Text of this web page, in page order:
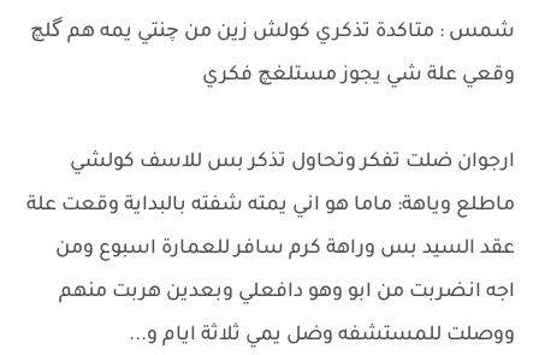
شمس : متاكدة تذكري كولش زين من چنتي يمه هم گلچ
وقعي علة شي يجوز مستلغچ فكري
ارجوان ضلت تفكر وتحاول تذكر بس للاسف كولشي
ماطلع وياهة: ماما هو اني يمته شفته بالبداية وقعت علة
عقد السيد بس وراهة كرم سافر للعمارة اسبوع ومن
اجه انضربت من ابو وهو دافعلي وبعدين هربت منهم
ووصلت للمستشفه وضل يمي ثلاثة ايام و...